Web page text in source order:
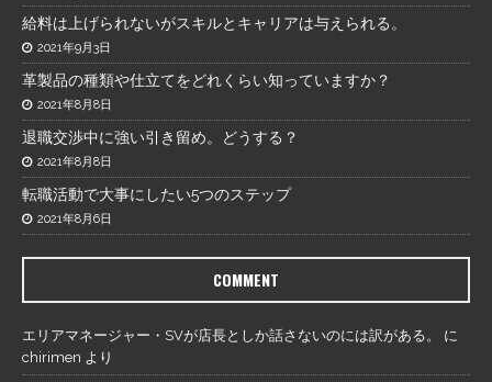
給料は上げられないがスキルとキャリアは与えられる。
2021年9月3日
革製品の種類や仕立てをどれくらい知っていますか？
2021年8月8日
退職交渉中に強い引き留め。どうする？
2021年8月8日
転職活動で大事にしたい5つのステップ
2021年8月6日
COMMENT
エリアマネージャー・SVが店長としか話さないのには訳がある。
に
chirimen より